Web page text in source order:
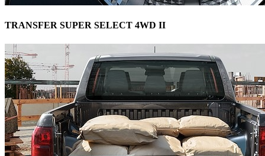
TRANSFER SUPER SELECT 4WD II